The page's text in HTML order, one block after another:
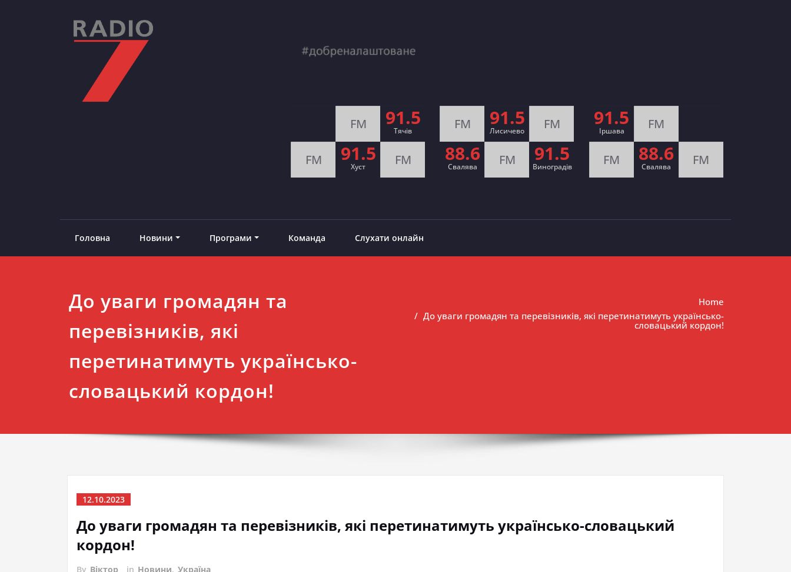
FM 91.5
Тячів
FM 91.5
Хуст FM
FM 91.5
Лисичево FM
88.6
Свалява FM 91.5
Виноградів
91.5
Іршава FM
FM 88.6
Cвалява FM
Головна Новини Програми Команда Слухати онлайн
До уваги громадян та
перевізників, які
перетинатимуть українсько-
словацький кордон!
Home
До уваги громадян та перевізників, які перетинатимуть українсько-
словацький кордон!
12.10.2023
До уваги громадян та перевізників, які перетинатимуть українсько-словацький
кордон!
By Віктор in Новини, Україна